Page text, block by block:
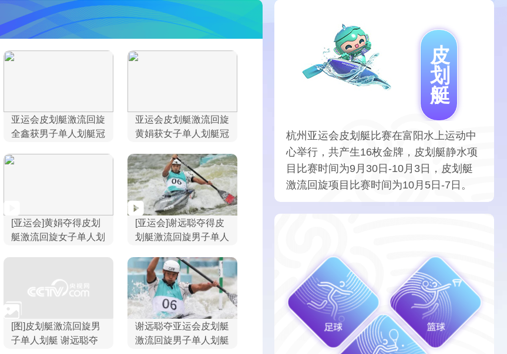
热播榜 总台企业白名单
亚运会皮划艇激流回旋
全鑫获男子单人划艇冠
亚运会皮划艇激流回旋
黄娟获女子单人划艇冠
[亚运会]黄娟夺得皮划
艇激流回旋女子单人划
[亚运会]谢远聪夺得皮
划艇激流回旋男子单人
[图]皮划艇激流回旋男
子单人划艇 谢远聪夺
谢远聪夺亚运会皮划艇
激流回旋男子单人划艇
皮
划
艇
杭州亚运会皮划艇比赛在富阳水上运动中
心举行，共产生16枚金牌，皮划艇静水项
目比赛时间为9月30日-10月3日，皮划艇
激流回旋项目比赛时间为10月5日-7日。